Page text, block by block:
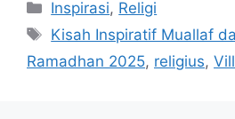
Kategori
Inspirasi, Religi
Tag
Kisah Inspiratif Muallaf
Ramadhan 2025, religius,